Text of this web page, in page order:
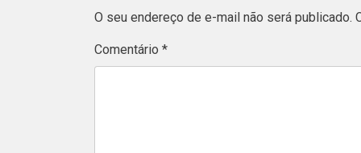
O seu endereço de e-mail não será publicado.
Comentário *